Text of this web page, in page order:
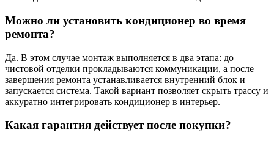
Можно ли установить кондиционер во время
ремонта?
Да. В этом случае монтаж выполняется в два этапа: до
чистовой отделки прокладываются коммуникации, а после
завершения ремонта устанавливается внутренний блок и
запускается система. Такой вариант позволяет скрыть трассу и
аккуратно интегрировать кондиционер в интерьер.
Какая гарантия действует после покупки?